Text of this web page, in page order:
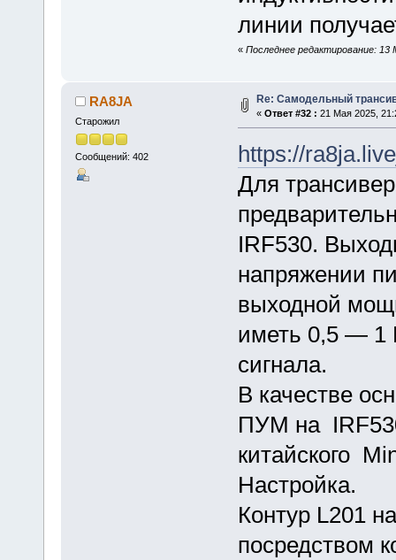
линии
« Последнее редактирование: 13
RA8JA
Старожил
Сообщений: 402
Re: Самодельный
« Ответ #32 : 21 Мая 2025,
https://
Для
IRF530.
напряжении
выходной
иметь 0,5 — 1
сигнала.
В качестве
ПУМ на
китайского
Настройка.
Контур L201
посредством